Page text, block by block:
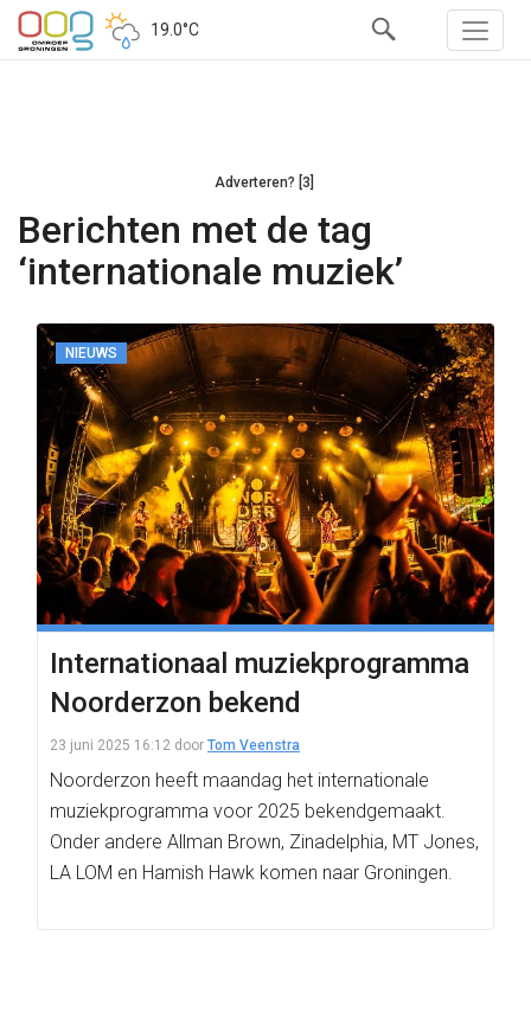
19.0°C
Adverteren? [3]
Berichten met de tag
‘internationale muziek’
NIEUWS
Internationaal muziekprogramma
Noorderzon bekend
23 juni 2025 16:12 door Tom Veenstra
Noorderzon heeft maandag het internationale
muziekprogramma voor 2025 bekendgemaakt.
Onder andere Allman Brown, Zinadelphia, MT Jones,
LA LOM en Hamish Hawk komen naar Groningen.